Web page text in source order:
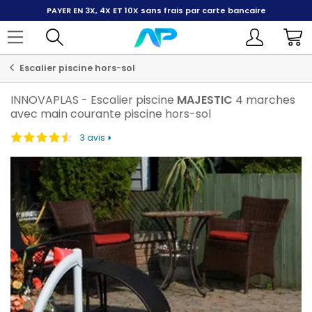
PAYER EN 3X, 4X ET 10X sans frais par carte bancaire
Escalier piscine hors-sol
INNOVAPLAS - Escalier piscine MAJESTIC 4 marches
avec main courante piscine hors-sol
3 avis